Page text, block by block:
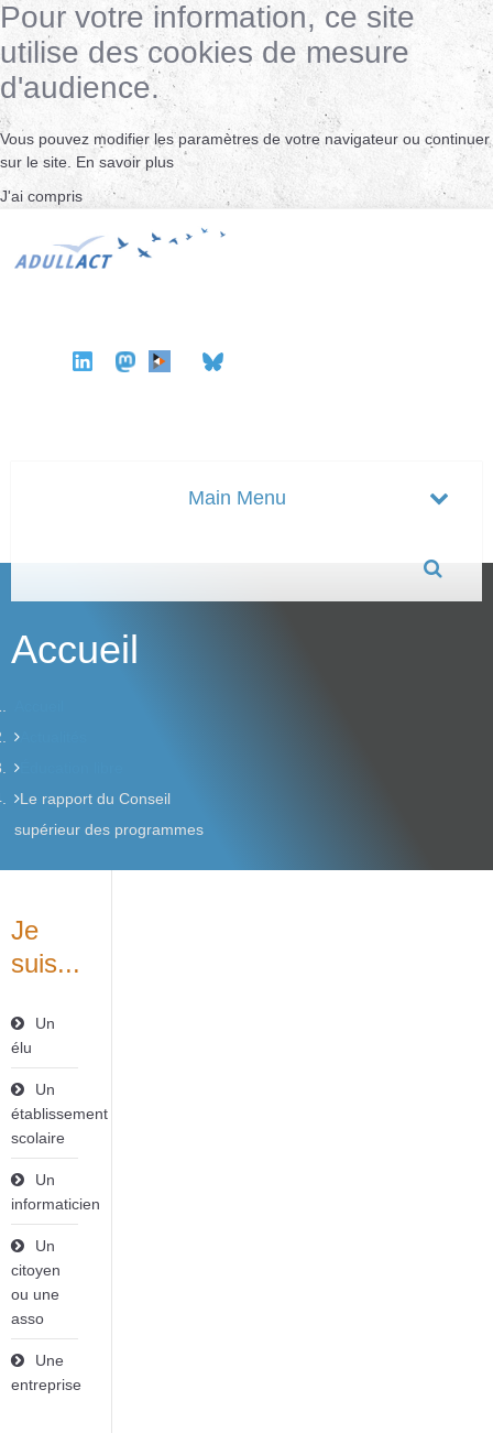
Pour votre information, ce site
utilise des cookies de mesure
d'audience.
Vous pouvez modifier les paramètres de votre navigateur ou continuer
sur le site. En savoir plus
J'ai compris
Accueil
Le rapport du Conseil
supérieur des programmes
Je
suis...
Un
élu
Un
établissement
scolaire
Un
informaticien
Un
citoyen
ou une
asso
Une
entreprise